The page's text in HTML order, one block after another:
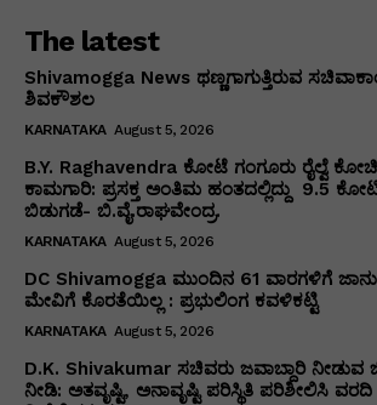
The latest
Shivamogga News ಥಣ್ಣಗಾಗುತ್ತಿರುವ
ಶಿವಕೌಶಲ
KARNATAKA August 5, 2026
B.Y. Raghavendra ಕೋಟೆ ಗಂಗೂರು ರೈಲ್ವೆ
ಕಾಮಗಾರಿ: ಪ್ರಸಕ್ತ ಅಂತಿಮ ಹಂತದಲ್ಲಿದ್ದು ₹ 9.5
ಬಿಡುಗಡೆ- ಬಿ.ವೈ.ರಾಘವೇಂದ್ರ.
KARNATAKA August 5, 2026
DC Shivamogga ಮುಂದಿನ 61 ವಾರಗಳಿಗೆ
ಮೇವಿಗೆ ಕೊರತೆಯಿಲ್ಲ : ಪ್ರಭುಲಿಂಗ ಕವಳಿಕಟ್ಟಿ
KARNATAKA August 5, 2026
D.K. Shivakumar ಸಚಿವರು ಜವಾಬ್ದಾರಿ ನೀಡುವ
ನೀಡಿ: ಅತವೃಷ್ಟಿ, ಅನಾವೃಷ್ಟಿ ಪರಿಸ್ಥಿತಿ ಪರಿಶೀಲಿಸಿ